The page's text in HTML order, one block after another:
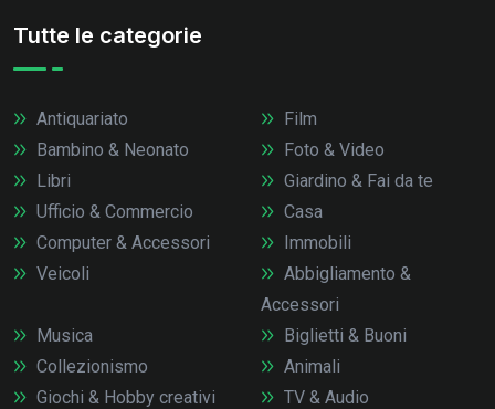
Tutte le categorie
Antiquariato
Bambino & Neonato
Libri
Ufficio & Commercio
Computer & Accessori
Veicoli
Film
Foto & Video
Giardino & Fai da te
Casa
Immobili
Abbigliamento &
Accessori
Musica
Collezionismo
Giochi & Hobby creativi
Biglietti & Buoni
Animali
TV & Audio